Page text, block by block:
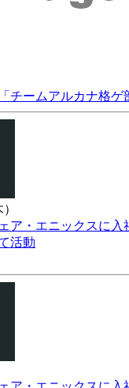
チームアルカナ格ゲ
ア・エニックスに入
活動